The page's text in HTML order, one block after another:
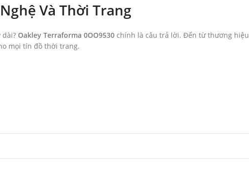
Và Thời Trang
Oakley Terraforma 0OO9530 chính là câu trả lời. Đến từ thương hiệu
mọi tín đồ thời trang.